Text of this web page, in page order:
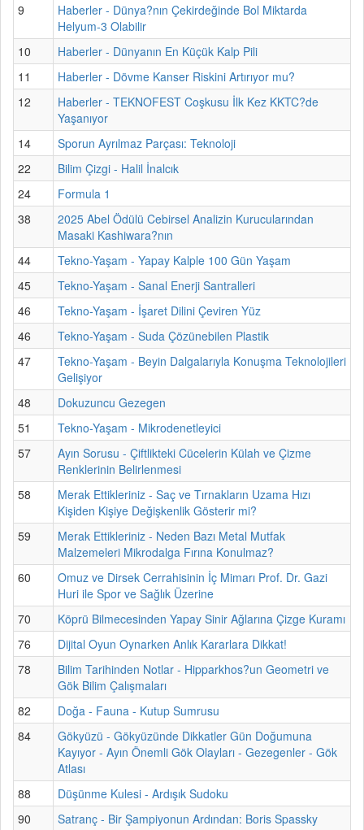
9
Haberler - Dünya?nın Çekirdeğinde Bol Miktarda
Helyum-3 Olabilir
10
Haberler - Dünyanın En Küçük Kalp Pili
11
Haberler - Dövme Kanser Riskini Artırıyor mu?
12
Haberler - TEKNOFEST Coşkusu İlk Kez KKTC?de
Yaşanıyor
14
Sporun Ayrılmaz Parçası: Teknoloji
22
Bilim Çizgi - Halil İnalcık
24
Formula 1
38
2025 Abel Ödülü Cebirsel Analizin Kurucularından
Masaki Kashiwara?nın
44
Tekno-Yaşam - Yapay Kalple 100 Gün Yaşam
45
Tekno-Yaşam - Sanal Enerji Santralleri
46
Tekno-Yaşam - İşaret Dilini Çeviren Yüz
46
Tekno-Yaşam - Suda Çözünebilen Plastik
47
Tekno-Yaşam - Beyin Dalgalarıyla Konuşma Teknolojileri
Gelişiyor
48
Dokuzuncu Gezegen
51
Tekno-Yaşam - Mikrodenetleyici
57
Ayın Sorusu - Çiftlikteki Cücelerin Külah ve Çizme
Renklerinin Belirlenmesi
58
Merak Ettikleriniz - Saç ve Tırnakların Uzama Hızı
Kişiden Kişiye Değişkenlik Gösterir mi?
59
Merak Ettikleriniz - Neden Bazı Metal Mutfak
Malzemeleri Mikrodalga Fırına Konulmaz?
60
Omuz ve Dirsek Cerrahisinin İç Mimarı Prof. Dr. Gazi
Huri ile Spor ve Sağlık Üzerine
70
Köprü Bilmecesinden Yapay Sinir Ağlarına Çizge Kuramı
76
Dijital Oyun Oynarken Anlık Kararlara Dikkat!
78
Bilim Tarihinden Notlar - Hipparkhos?un Geometri ve
Gök Bilim Çalışmaları
82
Doğa - Fauna - Kutup Sumrusu
84
Gökyüzü - Gökyüzünde Dikkatler Gün Doğumuna
Kayıyor - Ayın Önemli Gök Olayları - Gezegenler - Gök
Atlası
88
Düşünme Kulesi - Ardışık Sudoku
90
Satranç - Bir Şampiyonun Ardından: Boris Spassky